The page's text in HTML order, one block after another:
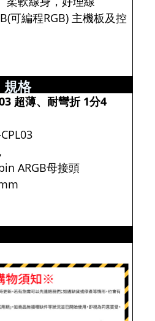
可編程RGB) 主機板及控
規格
超薄、耐彎折 1分4
ARGB母接頭